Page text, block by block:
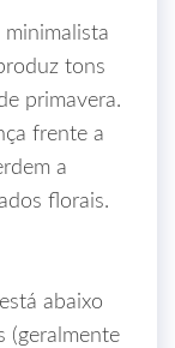
minimalista
tons
primavera.
frente a
a
florais.
abaixo
(geralmente